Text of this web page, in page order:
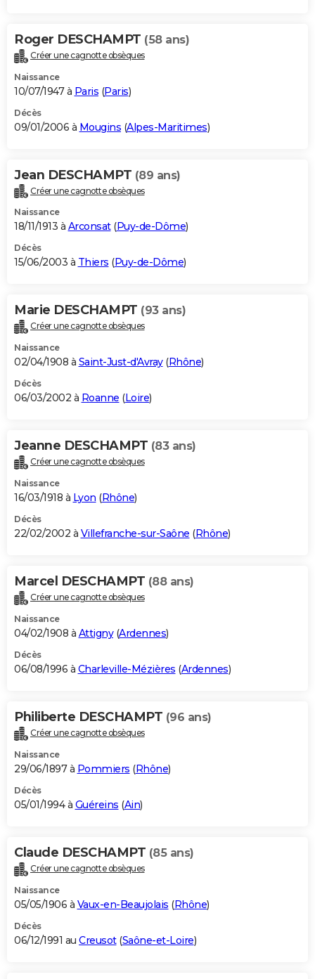
Roger DESCHAMPT (58 ans)
Créer une cagnotte obsèques
Naissance
10/07/1947 à Paris (Paris)
Décès
09/01/2006 à Mougins (Alpes-Maritimes)
Jean DESCHAMPT (89 ans)
Créer une cagnotte obsèques
Naissance
18/11/1913 à Arconsat(Puy-de-Dôme)
Décès
15/06/2003 à Thiers (Puy-de-Dôme)
Marie DESCHAMPT (93 ans)
Créer une cagnotte obsèques
Naissance
02/04/1908 à Saint-Just-d'Avray(Rhône)
Décès
06/03/2002 à Roanne (Loire)
Jeanne DESCHAMPT (83 ans)
Créer une cagnotte obsèques
Naissance
16/03/1918 à Lyon (Rhône)
Décès
22/02/2002 à Villefranche-sur-Saône (Rhône)
Marcel DESCHAMPT (88 ans)
Créer une cagnotte obsèques
Naissance
04/02/1908 à Attigny(Ardennes)
Décès
06/08/1996 à Charleville-Mézières (Ardennes)
Philiberte DESCHAMPT (96 ans)
Créer une cagnotte obsèques
Naissance
29/06/1897 à Pommiers (Rhône)
Décès
05/01/1994 à Guéreins (Ain)
Claude DESCHAMPT (85 ans)
Créer une cagnotte obsèques
Naissance
05/05/1906 à Vaux-en-Beaujolais (Rhône)
Décès
06/12/1991 au Creusot(Saône-et-Loire)